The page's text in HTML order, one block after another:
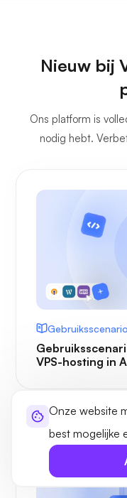
Onze website
best mogelijke
Nieuw bij
Ons platform is
nodig hebt.
VPS-hosting in